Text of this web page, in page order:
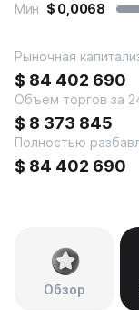
Мин $ 0,0068
Рыночная
$ 84 402 690
Объем торгов за
$ 8 373 845
Полностью
$ 84 402 690
Обзор